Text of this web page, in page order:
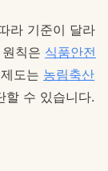
라 기준이 달라
칙은 식품안전
도는 농림축산
할 수 있습니다.